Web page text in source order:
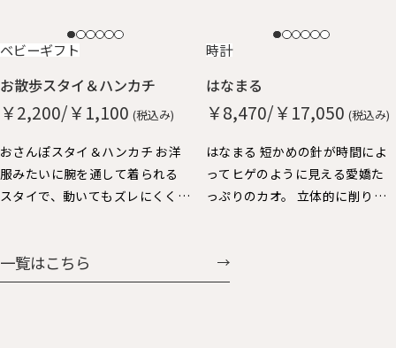
一覧はこちら
の石原さん やさしいタッチの絵
付け器を中心に特別展示させて
いただきました。 どれも1点もの
了となります。
NEW
ベビーギフト
お散歩スタイ＆ハンカチ
￥2,200/￥1,100 (税込み)
おさんぽスタイ＆ハンカチ お洋
服みたいに腕を通して着られる
スタイで、動いてもズレにくく、
付。ベビーカーやバッグに付け
ておけば鼻水や涙もすぐに拭け
NEW
時計
はなまる
￥8,470/￥17,050 (税込み)
はなまる 短かめの針が時間によ
ってヒゲのように見える愛嬌た
っぷりのカオ。 立体的に削り出
に掛けたときの凸っぱり具合
も、可愛さ「はなまる」。 はな